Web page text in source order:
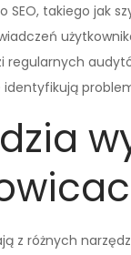
takiego jak
z różnych